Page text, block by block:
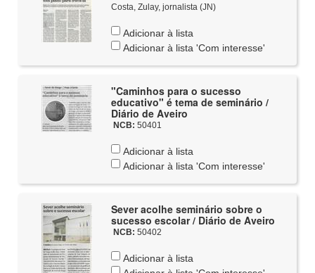
Costa, Zulay, jornalista (JN)
Adicionar à lista
Adicionar à lista 'Com interesse'
"Caminhos para o sucesso
educativo" é tema de seminário /
Diário de Aveiro
NCB: 50401
Adicionar à lista
Adicionar à lista 'Com interesse'
Sever acolhe seminário sobre o
sucesso escolar / Diário de Aveiro
NCB: 50402
Adicionar à lista